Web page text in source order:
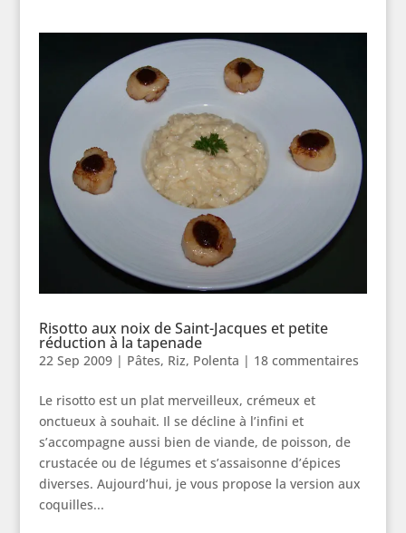
Risotto aux noix de Saint-Jacques et petite
réduction à la tapenade
22 Sep 2009| Pâtes, Riz, Polenta | 18 commentaires
Le risotto est un plat merveilleux, crémeux et
onctueux à souhait. Il se décline à l’infini et
s’accompagne aussi bien de viande, de poisson, de
crustacée ou de légumes et s’assaisonne d’épices
diverses. Aujourd’hui, je vous propose la version aux
coquilles...